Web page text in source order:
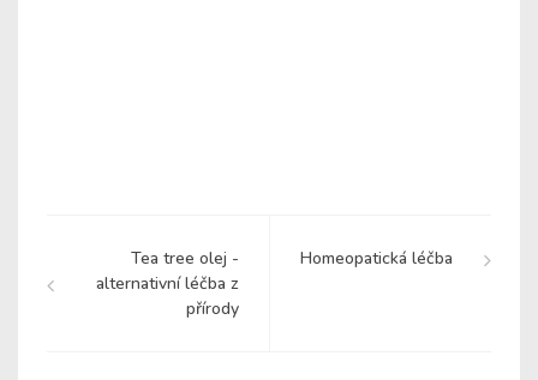
Tea tree olej -
alternativní léčba z
přírody
Homeopatická léčba